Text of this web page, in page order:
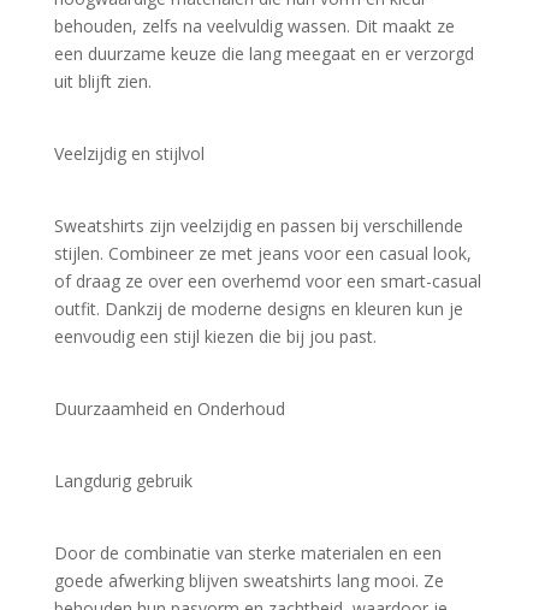
behouden, zelfs na veelvuldig wassen. Dit maakt ze
een duurzame keuze die lang meegaat en er verzorgd
uit blijft zien.
Veelzijdig en stijlvol
Sweatshirts zijn veelzijdig en passen bij verschillende
stijlen. Combineer ze met jeans voor een casual look,
of draag ze over een overhemd voor een smart-casual
outfit. Dankzij de moderne designs en kleuren kun je
eenvoudig een stijl kiezen die bij jou past.
Duurzaamheid en Onderhoud
Langdurig gebruik
Door de combinatie van sterke materialen en een
goede afwerking blijven sweatshirts lang mooi. Ze